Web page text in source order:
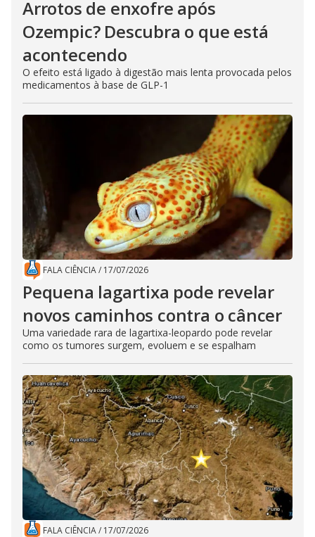
Arrotos de enxofre após
Ozempic? Descubra o que está
acontecendo
O efeito está ligado à digestão mais lenta provocada pelos
medicamentos à base de GLP-1
FALA CIÊNCIA/ 17/07/2026
Pequena lagartixa pode revelar
novos caminhos contra o câncer
Uma variedade rara de lagartixa-leopardo pode revelar
como os tumores surgem, evoluem e se espalham
FALA CIÊNCIA/ 17/07/2026